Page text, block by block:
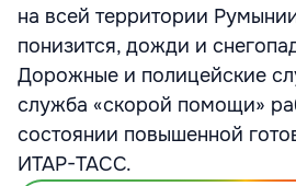
на всей территории
понизится, дожди и
Дорожные и полицейские
служба «скорой помощи»
состоянии повышенной
ИТАР-ТАСС.